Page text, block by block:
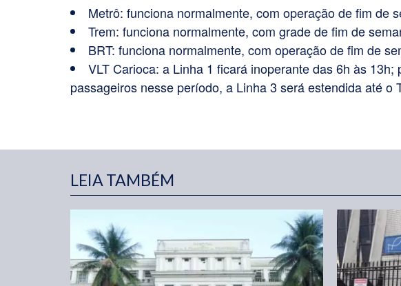
Metrô: funciona normalmente, com operação de fim de
Trem: funciona normalmente, com grade de fim de
BRT: funciona normalmente, com operação de fim de
VLT Carioca: a Linha 1 ficará inoperante das 6h às
passageiros nesse período, a Linha 3 será estendida até o
LEIA TAMBÉM